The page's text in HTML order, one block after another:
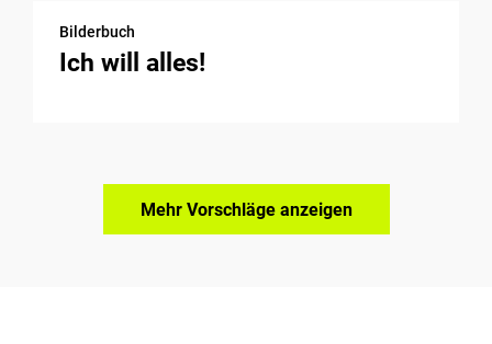
Bilderbuch
Ich will alles!
Mehr Vorschläge anzeigen